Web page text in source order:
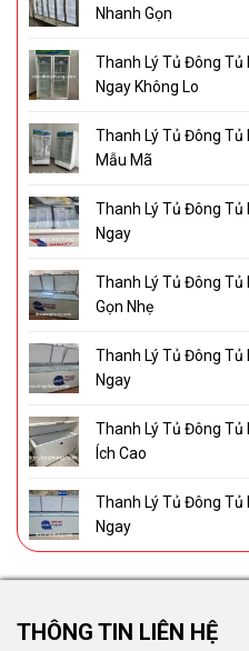
Nhanh Gọn
Thanh Lý Tủ Đông Tủ
Ngay Không Lo
Thanh Lý Tủ Đông Tủ
Mẫu Mã
Thanh Lý Tủ Đông Tủ
Ngay
Thanh Lý Tủ Đông Tủ
Gọn Nhẹ
Thanh Lý Tủ Đông
Ngay
Thanh Lý Tủ Đông Tủ
Ích Cao
Thanh Lý Tủ Đông
Ngay
THÔNG TIN LIÊN HỆ